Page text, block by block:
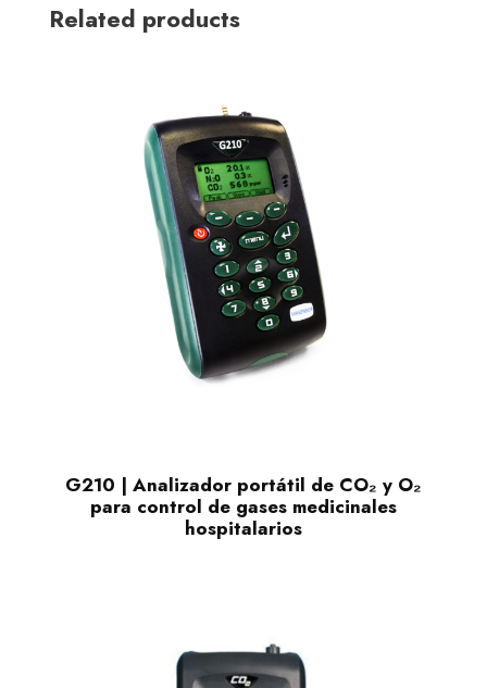
Related products
G210 | Analizador portátil de CO₂ y O₂
para control de gases medicinales
hospitalarios